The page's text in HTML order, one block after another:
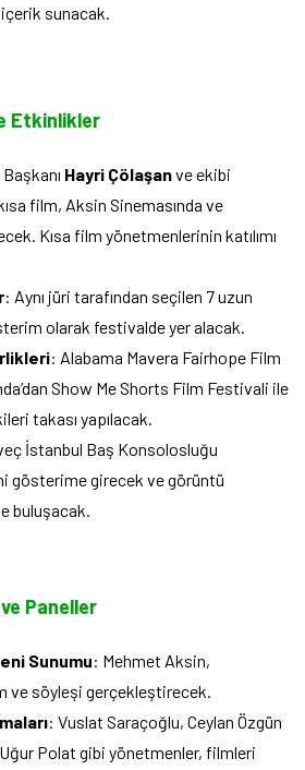
sunacak.
Etkinlikler
Hayri Çölaşanve ekibi
film, Aksin Sinemasında ve
Kısa film yönetmenlerinin katılımı
: Aynı jüri tarafından seçilen 7 uzun
olarak festivalde yer alacak.
: Alabama Mavera Fairhope Film
Show Me Shorts Film Festivali ile
takası yapılacak.
İstanbul Baş Konsolosluğu
gösterime girecek ve görüntü
buluşacak.
Paneller
Sunumu: Mehmet Aksin,
ve söyleşi gerçekleştirecek.
: Vuslat Saraçoğlu, Ceylan Özgün
Polat gibi yönetmenler, filmleri